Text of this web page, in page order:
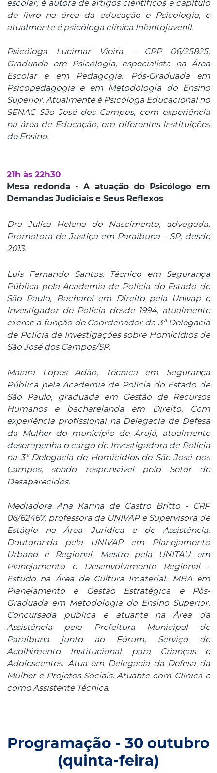
escolar, é autora de artigos científicos e capítulo
de livro na área da educação e Psicologia, e
atualmente é psicóloga clínica Infantojuvenil.
Psicóloga Lucimar Vieira – CRP 06/25825,
Graduada em Psicologia, especialista na Área
Escolar e em Pedagogia. Pós-Graduada em
Psicopedagogia e em Metodologia do Ensino
Superior. Atualmente é Psicóloga Educacional no
SENAC São José dos Campos, com experiência
na área de Educação, em diferentes Instituições
de Ensino.
21h às 22h30
Mesa redonda - A atuação do Psicólogo em
Demandas Judiciais e Seus Reflexos
Dra Julisa Helena do Nascimento, advogada,
Promotora de Justiça em Paraibuna – SP, desde
2013.
Luis Fernando Santos, Técnico em Segurança
Pública pela Academia de Polícia do Estado de
São Paulo, Bacharel em Direito pela Univap e
Investigador de Polícia desde 1994, atualmente
exerce a função de Coordenador da 3ª Delegacia
de Polícia de Investigações sobre Homicídios de
São José dos Campos/SP.
Maiara Lopes Adão, Técnica em Segurança
Pública pela Academia de Polícia do Estado de
São Paulo, graduada em Gestão de Recursos
Humanos e bacharelanda em Direito. Com
experiência profissional na Delegacia de Defesa
da Mulher do município de Arujá, atualmente
desempenha o cargo de Investigadora de Polícia
na 3ª Delegacia de Homicídios de São José dos
Campos, sendo responsável pelo Setor de
Desaparecidos.
Mediadora Ana Karina de Castro Britto - CRP
06/62467, professora da UNIVAP e Supervisora de
Estágio na Área Jurídica e de Assistência.
Doutoranda pela UNIVAP em Planejamento
Urbano e Regional. Mestre pela UNITAU em
Planejamento e Desenvolvimento Regional -
Estudo na Área de Cultura Imaterial. MBA em
Planejamento e Gestão Estratégica e Pós-
Graduada em Metodologia do Ensino Superior.
Concursada pública e atuante na Área da
Assistência pela Prefeitura Municipal de
Paraibuna junto ao Fórum, Serviço de
Acolhimento Institucional para Crianças e
Adolescentes. Atua em Delegacia da Defesa da
Mulher e Projetos Sociais. Atuante com Clínica e
como Assistente Técnica.
Programação - 30 outubro
(quinta-feira)